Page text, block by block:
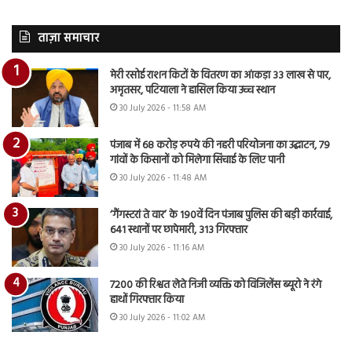
ताज़ा समाचार
मेरी रसोई राशन किटों के वितरण का आंकड़ा 33 लाख से पार,
अमृतसर, पटियाला ने हासिल किया उच्च स्थान
30 July 2026 - 11:58 AM
पंजाब में 68 करोड़ रुपये की नहरी परियोजना का उद्घाटन, 79
गांवों के किसानों को मिलेगा सिंचाई के लिए पानी
30 July 2026 - 11:48 AM
‘गैंगस्टरां ते वार’ के 190वें दिन पंजाब पुलिस की बड़ी कार्रवाई,
641 स्थानों पर छापेमारी, 313 गिरफ्तार
30 July 2026 - 11:16 AM
7200 की रिश्वत लेते निजी व्यक्ति को विजिलेंस ब्यूरो ने रंगे
हाथों गिरफ्तार किया
30 July 2026 - 11:02 AM